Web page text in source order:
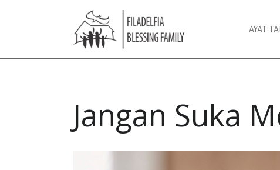
AYAT
Jangan Suka